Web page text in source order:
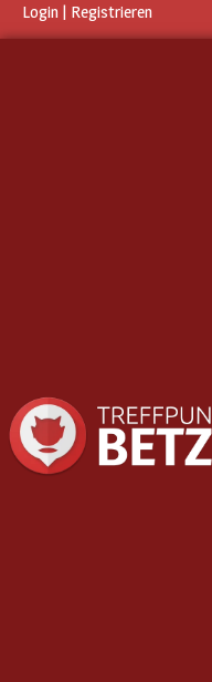
Login | Registrieren